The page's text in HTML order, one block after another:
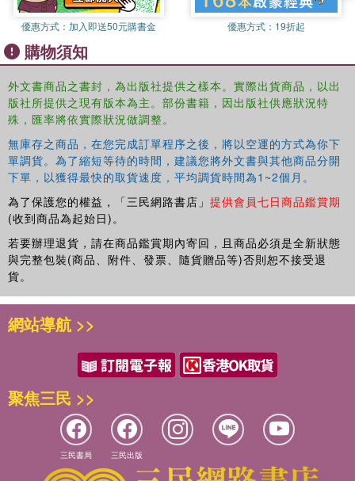
優惠方式： 加入即送50元購書金 優惠方式： 19折起
購物須知
外文書商品之書封，為出版社提供之樣本。實際出貨商品，以出
版社所提供之現有版本為主。部份書籍，因出版社供應狀況特
殊，匯率將依實際狀況做調整。
無庫存之商品，在您完成訂單程序之後，將以空運的方式為你下
單調貨。為了縮短等待的時間，建議您將外文書與其他商品分開
下單，以獲得最快的取貨速度，平均調貨時間為1~2個月。
為了保護您的權益，「三民網路書店」 提供會員七日商品鑑賞期
(收到商品為起始日)。
若要辦理退貨，請在商品鑑賞期內寄回，且商品必須是全新狀態
與完整包裝(商品、附件、發票、隨貨贈品等)否則恕不接受退
貨。
網站導航 >>
聚焦三民 >>
三民書局 三民出版